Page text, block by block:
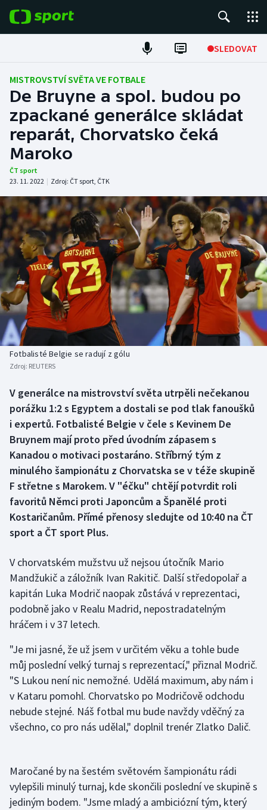
SLEDOVAT
Fotbal
Hokej
Tenis
Atletika
DALŠÍ SPORTY
Americký fotbal
Baseball a softbal
Basketbal
Biatlon
Boby a skeleton
Box
Curling
Dostihy
Florbal
Futsal
Golf
Gymnastika
Házená
Jezdectví
Judo
Krasobruslení
Lezení
Lyže a snowboard
Motorsport
NEPŘEHLÉDNĚTE
Soutěže
Historické návraty
Aplikace ČT sport
AZ kvíz
MISTROVSTVÍ SVĚTA VE FOTBALE
De Bruyne a spol. budou po
zpackané generálce skládat
reparát, Chorvatsko čeká
Maroko
ČT sport
23. 11. 2022 | Zdroj: ČT sport, ČTK
Fotbalisté Belgie se radují z gólu
Zdroj: REUTERS
V generálce na mistrovství světa utrpěli nečekanou
porážku 1:2 s Egyptem a dostali se pod tlak fanoušků
i expertů. Fotbalisté Belgie v čele s Kevinem De
Bruynem mají proto před úvodním zápasem s
Kanadou o motivaci postaráno. Stříbrný tým z
minulého šampionátu z Chorvatska se v téže skupině
F střetne s Marokem. V "éčku" chtějí potvrdit roli
favoritů Němci proti Japoncům a Španělé proti
Kostaričanům. Přímé přenosy sledujte od 10:40 na ČT
sport a ČT sport Plus.
V chorvatském mužstvu už nejsou útočník Mario
Mandžukič a záložník Ivan Rakitič. Další středopolař a
kapitán Luka Modrič naopak zůstává v reprezentaci,
podobně jako v Realu Madrid, nepostradatelným
hráčem i v 37 letech.
"Je mi jasné, že už jsem v určitém věku a tohle bude
můj poslední velký turnaj s reprezentací," přiznal Modrič.
"S Lukou není nic nemožné. Udělá maximum, aby nám i
v Kataru pomohl. Chorvatsko po Modričově odchodu
nebude stejné. Náš fotbal mu bude navždy vděčný za
všechno, co pro nás udělal," doplnil trenér Zlatko Dalič.
Maročané by na šestém světovém šampionátu rádi
vylepšili minulý turnaj, kde skončili poslední ve skupině s
jediným bodem. "Jsme mladý a ambiciózní tým, který